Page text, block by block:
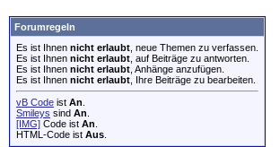
Forumregeln
Es ist Ihnen nicht erlaubt , neue Themen zu verfassen.
Es ist Ihnen nicht erlaubt , auf Beiträge zu antworten.
Es ist Ihnen nicht erlaubt , Anhänge anzufügen.
Es ist Ihnen nicht erlaubt , Ihre Beiträge zu bearbeiten.
vB Code ist An
Smileys sind An
[IMG] Code ist An
HTML-Code ist Aus